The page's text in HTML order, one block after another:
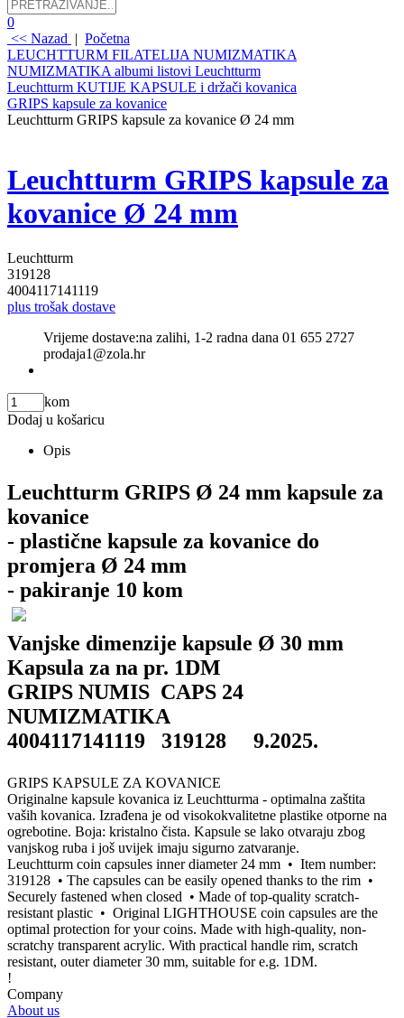
0
<< Nazad | Početna
LEUCHTTURM FILATELIJA NUMIZMATIKA
NUMIZMATIKA albumi listovi Leuchtturm
Leuchtturm KUTIJE KAPSULE i držači kovanica
GRIPS kapsule za kovanice
Leuchtturm GRIPS kapsule za kovanice Ø 24 mm
Leuchtturm GRIPS kapsule za
kovanice Ø 24 mm
Leuchtturm
319128
4004117141119
plus trošak dostave
Vrijeme dostave:na zalihi, 1-2 radna dana 01 655 2727
prodaja1@zola.hr
kom
Dodaj u košaricu
Opis
Leuchtturm GRIPS Ø 24 mm kapsule za
kovanice
- plastične kapsule za kovanice do
promjera Ø 24 mm
- pakiranje 10 kom
Vanjske dimenzije kapsule Ø 30 mm
Kapsula za na pr. 1DM
GRIPS NUMIS CAPS 24
NUMIZMATIKA
4004117141119 319128 9.2025.
GRIPS KAPSULE ZA KOVANICE
Originalne kapsule kovanica iz Leuchtturma - optimalna zaštita
vaših kovanica. Izrađena je od visokokvalitetne plastike otporne na
ogrebotine. Boja: kristalno čista. Kapsule se lako otvaraju zbog
vanjskog ruba i još uvijek imaju sigurno zatvaranje.
Leuchtturm coin capsules inner diameter 24 mm • Item number:
319128 • The capsules can be easily opened thanks to the rim •
Securely fastened when closed • Made of top-quality scratch-
resistant plastic • Original LIGHTHOUSE coin capsules are the
optimal protection for your coins. Made with high-quality, non-
scratchy transparent acrylic. With practical handle rim, scratch
resistant, outer diameter 30 mm, suitable for e.g. 1DM.
!
Company
About us